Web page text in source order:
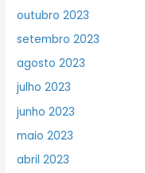
outubro 2023
setembro 2023
agosto 2023
julho 2023
junho 2023
maio 2023
abril 2023